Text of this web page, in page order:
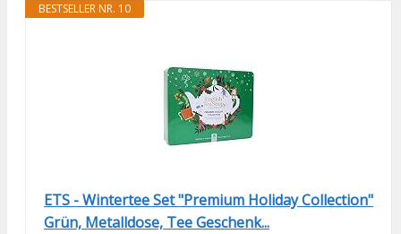
BESTSELLER NR. 10
ETS - Wintertee Set "Premium Holiday Collection"
Grün, Metalldose, Tee Geschenk...